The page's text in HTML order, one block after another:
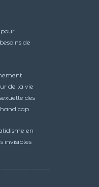
de
de la vie
des
en
invisibles